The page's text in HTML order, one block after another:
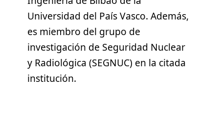
Universidad del País Vasco. Además,
es miembro del grupo de
investigación de Seguridad Nuclear
y Radiológica (SEGNUC) en la citada
institución.